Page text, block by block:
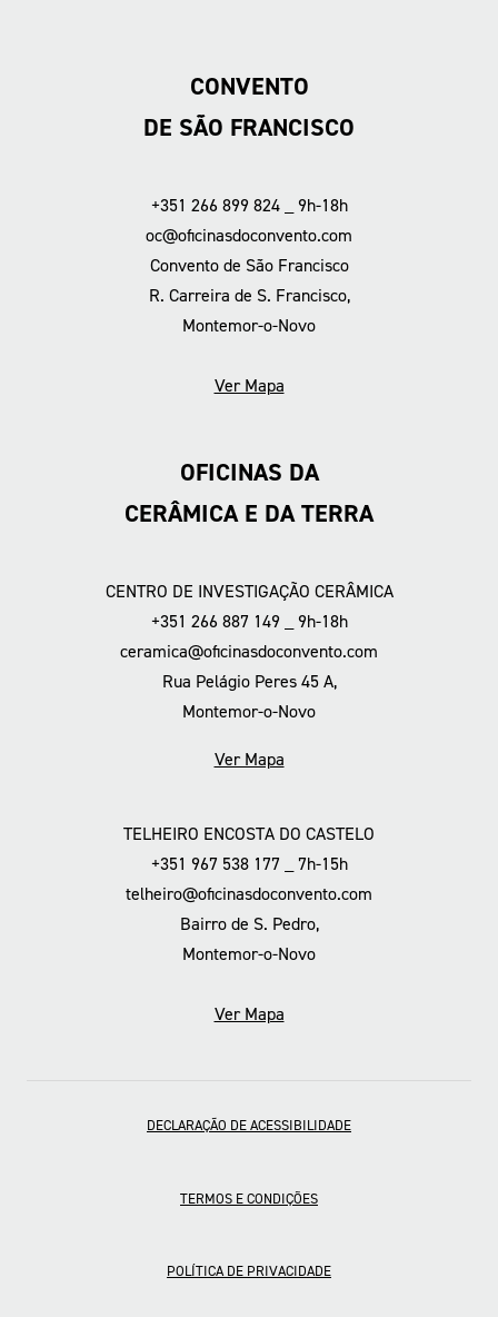
CONVENTO
DE SÃO FRANCISCO
+351 266 899 824 _ 9h-18h
oc@oficinasdoconvento.com
Convento de São Francisco
R. Carreira de S. Francisco,
Montemor-o-Novo
Ver Mapa
OFICINAS DA
CERÂMICA E DA TERRA
CENTRO DE INVESTIGAÇÃO CERÂMICA
+351 266 887 149 _ 9h-18h
ceramica@oficinasdoconvento.com
Rua Pelágio Peres 45 A,
Montemor-o-Novo
Ver Mapa
TELHEIRO ENCOSTA DO CASTELO
+351 967 538 177 _ 7h-15h
telheiro@oficinasdoconvento.com
Bairro de S. Pedro,
Montemor-o-Novo
Ver Mapa
DECLARAÇÃO DE ACESSIBILIDADE
TERMOS E CONDIÇÕES
POLÍTICA DE PRIVACIDADE